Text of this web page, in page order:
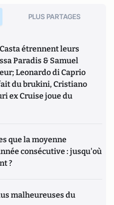
PLUS PARTAGES
étrennent leurs
Paradis & Samuel
Leonardo di Caprio
du brukini, Cristiano
ex Cruise joue du
que la moyenne
consécutive : jusqu'où
?
malheureuses du